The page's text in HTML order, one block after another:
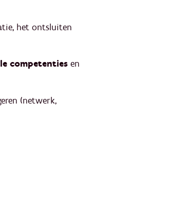
het ontsluiten
competenties en
(netwerk,